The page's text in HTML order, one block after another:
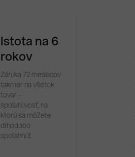
Istota na 6
rokov
Záruka 72 mesiacov
takmer na všetok
tovar –
spoľahlivosť, na
ktorú sa môžete
dlhodobo
spoľahnúť.